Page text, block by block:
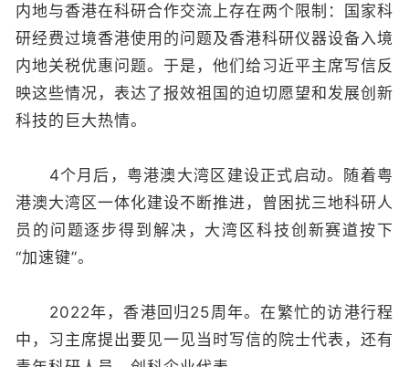
内地与香港在科研合作交流上存在两个限制：国家科
研经费过境香港使用的问题及香港科研仪器设备入境
内地关税优惠问题。于是，他们给习近平主席写信反
映这些情况，表达了报效祖国的迫切愿望和发展创新
科技的巨大热情。
4个月后，粤港澳大湾区建设正式启动。随着粤
港澳大湾区一体化建设不断推进，曾困扰三地科研人
员的问题逐步得到解决，大湾区科技创新赛道按下
“加速键”。
2022年，香港回归25周年。在繁忙的访港行程
中，习主席提出要见一见当时写信的院士代表，还有